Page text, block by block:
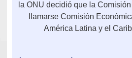
la ONU decidió que la
llamarse Comisión
América Latina y el